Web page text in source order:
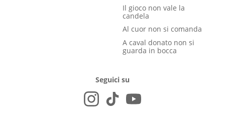
Il gioco non vale la
candela
Al cuor non si comanda
A caval donato non si
guarda in bocca
Seguici su